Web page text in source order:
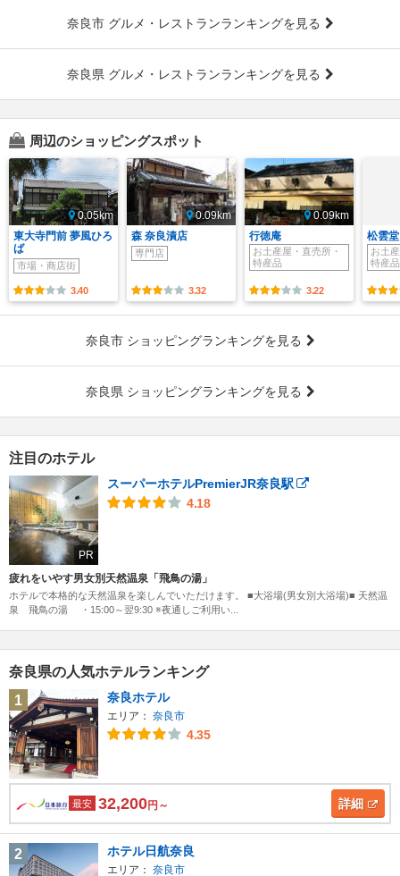
奈良市 グルメ・レストランランキングを見る
奈良県 グルメ・レストランランキングを見る
周辺のショッピングスポット
0.05km
東大寺門前 夢風ひろ
ば
市場・商店街
3.40
0.09km
森 奈良漬店
専門店
3.32
0.09km
行徳庵
お土産屋・直売所・
特産品
3.22
松雲堂
お土
特産品
奈良市 ショッピングランキングを見る
奈良県 ショッピングランキングを見る
注目のホテル
PR
スーパーホテルPremierJR奈良駅
4.18
疲れをいやす男女別天然温泉「飛鳥の湯」
ホテルで本格的な天然温泉を楽しんでいただけます。 ■大浴場(男女別大浴場)■ 天然温
泉 飛鳥の湯 ・15:00～翌9:30 ※夜通しご利用い...
奈良県の人気ホテルランキング
1
奈良ホテル
エリア： 奈良市
4.35
最安 32,200円～ 詳細
2 ホテル日航奈良
エリア： 奈良市